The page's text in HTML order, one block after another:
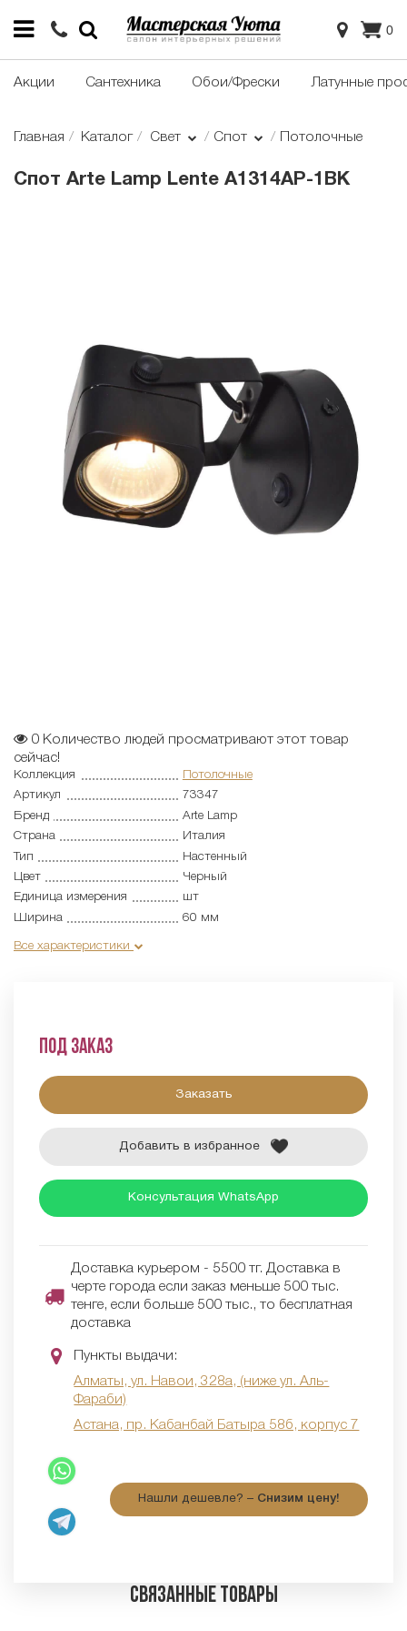
0
Акции Сантехника Обои/Фрески Латунные
Главная Каталог Свет Спот Потолочные
Cпот Arte Lamp Lente A1314AP-1BK
0 Количество людей просматривают этот товар
сейчас!
Коллекция
Потолочные
Артикул
73347
Бренд
Arte Lamp
Страна
Италия
Тип
Настенный
Цвет
Черный
Единица измерения
шт
Ширина
60 мм
Все характеристики
Под заказ
Заказать
Добавить в избранное
Консультация WhatsApp
Доставка курьером - 5500 тг. Доставка в
черте города если заказ меньше 500 тыс.
тенге, если больше 500 тыс., то бесплатная
доставка
Пункты выдачи:
Алматы, ул. Навои, 328а, (ниже ул. Аль-
Фараби)
Астана, пр. Кабанбай Батыра 58б, корпус 7
Нашли дешевле? – Снизим цену!
Связанные товары